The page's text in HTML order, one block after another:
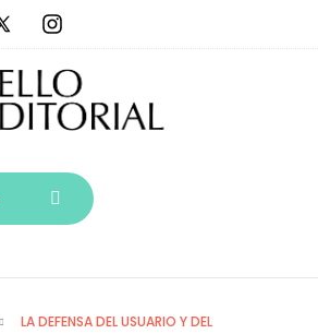
LA DEFENSA DEL USUARIO Y DEL